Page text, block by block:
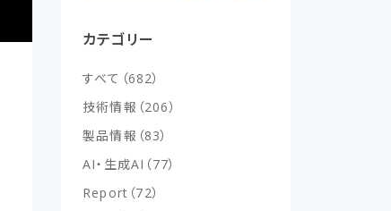
カテゴリー
すべて （682）
技術情報 （206）
製品情報 （83）
AI・生成AI （77）
Report （72）